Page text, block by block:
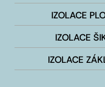
IZOLACE
IZOLACE
IZOLACE